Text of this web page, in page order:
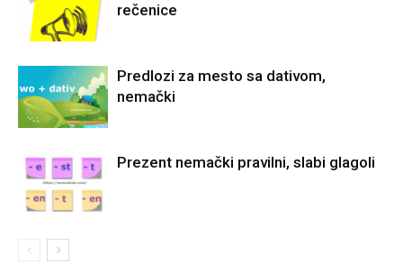
rečenice
Predlozi za mesto sa dativom,
nemački
Prezent nemački pravilni, slabi glagoli